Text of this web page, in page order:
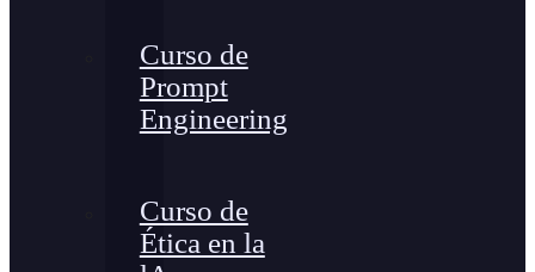
Curso de
Prompt
Engineering
Curso de
Ética en la